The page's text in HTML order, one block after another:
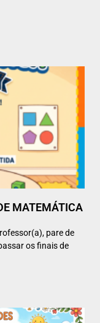
MATEMÁTICA
pare de
os finais de